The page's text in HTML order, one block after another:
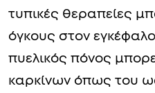
τυπικές θεραπείες
όγκους στον
πυελικός πόνος
καρκίνων όπως του